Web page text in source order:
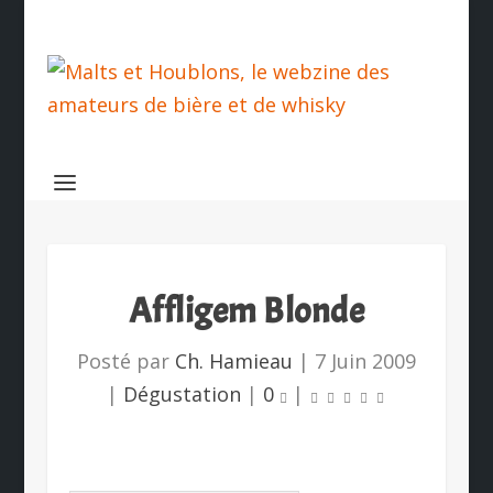
Affligem Blonde
Posté par Ch. Hamieau | 7 Juin 2009
| Dégustation | 0 |